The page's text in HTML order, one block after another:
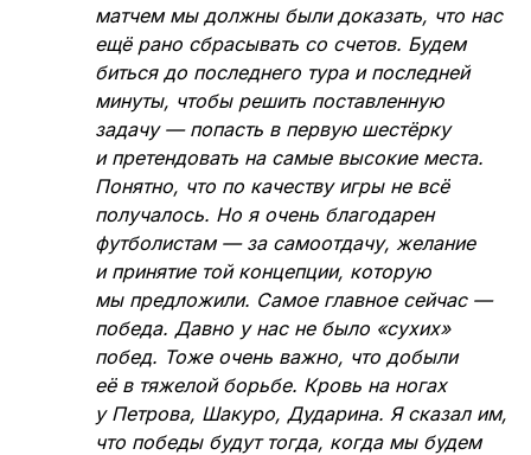
матчем мы должны были доказать, что нас
ещё рано сбрасывать со счетов. Будем
биться до последнего тура и последней
минуты, чтобы решить поставленную
задачу — попасть в первую шестёрку
и претендовать на самые высокие места.
Понятно, что по качеству игры не всё
получалось. Но я очень благодарен
футболистам — за самоотдачу, желание
и принятие той концепции, которую
мы предложили. Самое главное сейчас —
победа. Давно у нас не было «сухих»
побед. Тоже очень важно, что добыли
её в тяжелой борьбе. Кровь на ногах
у Петрова, Шакуро, Дударина. Я сказал им,
что победы будут тогда, когда мы будем